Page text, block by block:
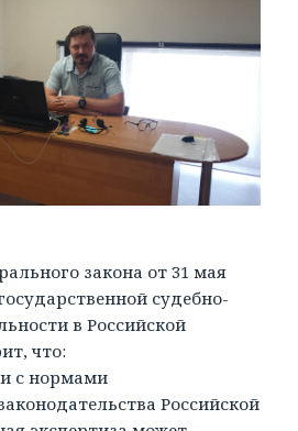
закона от 31 мая
судебно-
в Российской
что:
с нормами
Российской